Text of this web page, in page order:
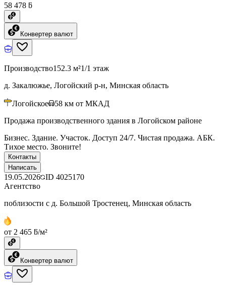
58 478 ƃ
Конвертер валют
Производство152.3 м²1/1 этаж
д. Закалюжье, Логойский р-н, Минская область
Логойское 58 км от МКАД
Продажа производственного здания в Логойском районе
Бизнес. Здание. Участок. Доступ 24/7. Чистая продажа. АБК.
Тихое место. Звоните!
Контакты
Написать
19.05.2026 ID 4025170
Агентство
поблизости с д. Большой Тростенец, Минская область
от 2 465 ƃ/м²
Конвертер валют